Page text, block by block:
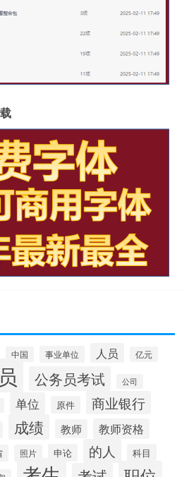
中国 事业单位 人员 亿元
公务员考试 公司
单位 原件 商业银行
成绩 教师 教师资格
照片 申论 的人 科目